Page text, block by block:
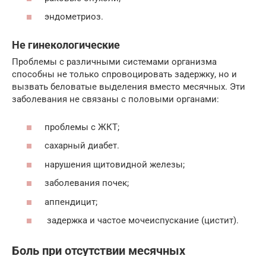
эндометриоз.
Не гинекологические
Проблемы с различными системами организма
способны не только спровоцировать задержку, но и
вызвать беловатые выделения вместо месячных. Эти
заболевания не связаны с половыми органами:
проблемы с ЖКТ;
сахарный диабет.
нарушения щитовидной железы;
заболевания почек;
аппендицит;
задержка и частое мочеиспускание (цистит).
Боль при отсутствии месячных